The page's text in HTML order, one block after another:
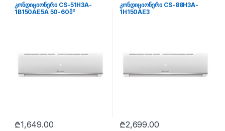
კონდიციონერი CS-51H3A-
1B150AE5A 50-60მ²
₾1,649.00
კონდიციონერი CS-88H3A-
1H150AE3
₾2,699.00